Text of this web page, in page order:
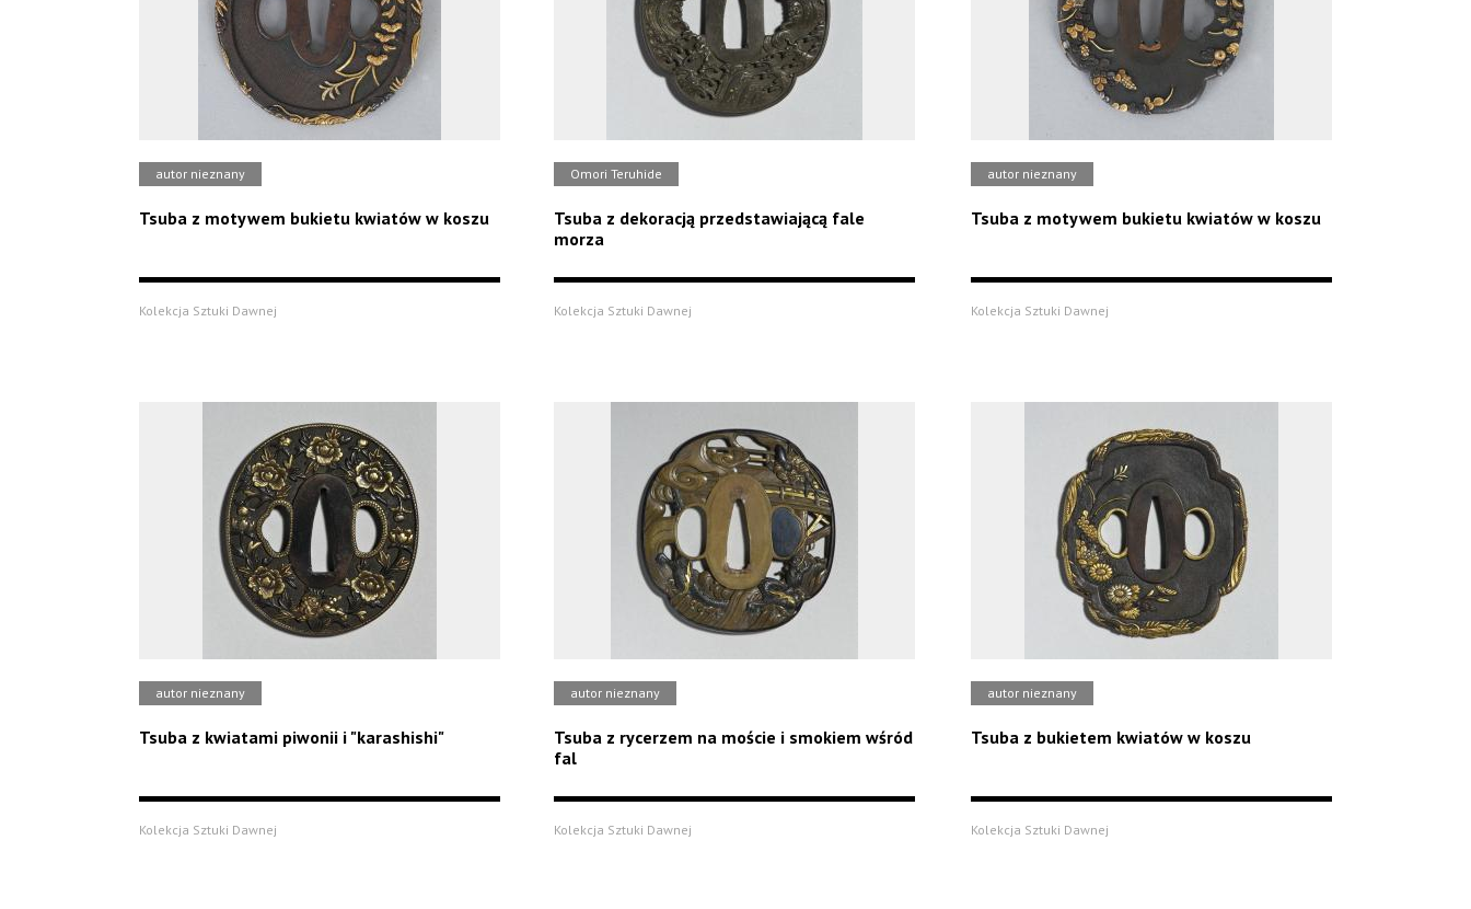
autor nieznany
Tsuba z motywem bukietu kwiatów w koszu
Kolekcja Sztuki Dawnej
Omori Teruhide
Tsuba z dekoracją przedstawiającą fale
morza
Kolekcja Sztuki Dawnej
autor nieznany
Tsuba z motywem bukietu kwiatów w koszu
Kolekcja Sztuki Dawnej
autor nieznany
Tsuba z kwiatami piwonii i "karashishi"
Kolekcja Sztuki Dawnej
autor nieznany
Tsuba z rycerzem na moście i smokiem wśród
fal
Kolekcja Sztuki Dawnej
autor nieznany
Tsuba z bukietem kwiatów w koszu
Kolekcja Sztuki Dawnej